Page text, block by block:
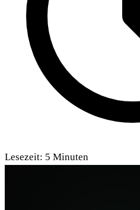
Lesezeit: 5 Minuten